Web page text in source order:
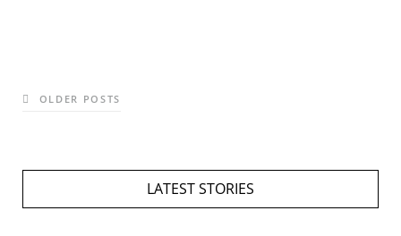
OLDER POSTS
LATEST STORIES